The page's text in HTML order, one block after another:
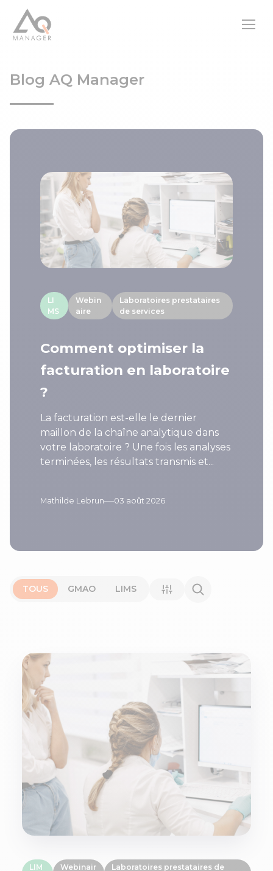
Blog AQ Manager
LI
MS
Webin
aire
Laboratoires prestataires
de services
Comment optimiser la
facturation en laboratoire
?
La facturation est-elle le dernier
maillon de la chaîne analytique dans
votre laboratoire ? Une fois les analyses
terminées, les résultats transmis et...
Mathilde Lebrun—03 août 2026
TOUS GMAO LIMS
LIM
Webinair
Laboratoires prestataires de